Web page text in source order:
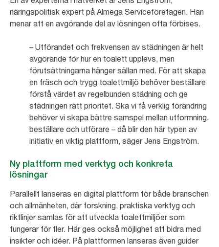
näringspolitisk expert på Almega Serviceföretagen. Han
menar att en avgörande del av lösningen ofta förbises.
– Utförandet och frekvensen av städningen är helt
avgörande för hur en toalett upplevs, men
förutsättningarna hänger sällan med. För att skapa
en fräsch och trygg toalettmiljö behöver beställare
förstå värdet av regelbunden städning och ge
städningen rätt prioritet. Ska vi få verklig förändring
behöver vi skapa bättre samspel mellan utformning,
beställare och utförare – då blir den här typen av
initiativ en viktig plattform, säger Jens Engström.
Ny plattform med verktyg och konkreta
lösningar
Parallellt lanseras en digital plattform för både branschen
och allmänheten, där forskning, praktiska verktyg och
riktlinjer samlas för att utveckla toalettmiljöer som
fungerar för fler. Här ges också möjlighet att bidra med
insikter och idéer. På plattformen lanseras även guider